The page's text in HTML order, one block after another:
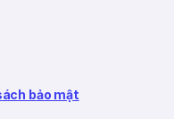
bảo mật